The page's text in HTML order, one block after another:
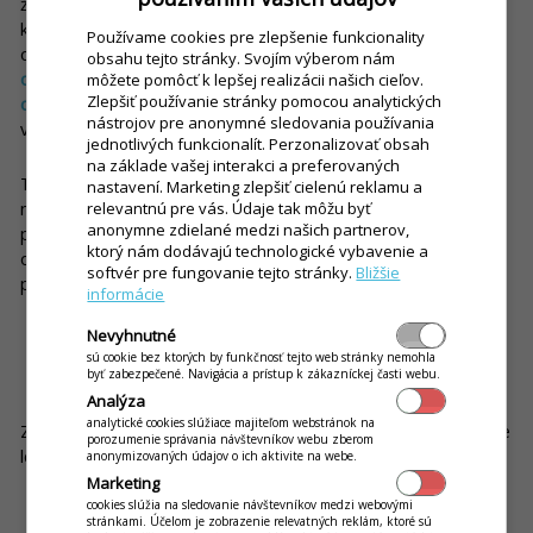
komunikácii. Nie je preto prekvapením, že čoraz viac hostí
očakáva podobný komfort aj v reštauráciách.QR
objednávanie im dáva slobodu rozhodnúť sa, kedy chcú
objednať, doobjednať alebo zaplatiť. Nemusia čakať na
vhodný okamih ani sa snažiť upútať pozornosť obsluhy.
To však neznamená, že technológia nahrádza čašníkov. Práve
naopak. Rutinné úkony preberá digitálny systém, zatiaľ čo
personál sa môže viac venovať tomu najdôležitejšiemu -
odporúčaniu jedál, profesionálnemu servisu a osobnému
prístupu k hosťom.
Ako prebieha objednávanie krok za krokom?
Z pohľadu hosťa ide o veľmi jednoduchý proces, ktorý zaberie
len niekoľko sekúnd.
Hosť si sadne k stolu.
Používame cookies pre zlepšenie funkcionality
obsahu tejto stránky. Svojím výberom nám
môžete pomôcť k lepšej realizácii našich cieľov.
Zlepšiť používanie stránky pomocou analytických
nástrojov pre anonymné sledovania používania
jednotlivých funkcionalít. Perzonalizovať obsah
na základe vašej interakci a preferovaných
nastavení. Marketing zlepšiť cielenú reklamu a
relevantnú pre vás. Údaje tak môžu byť
anonymne zdielané medzi našich partnerov,
ktorý nám dodávajú technologické vybavenie a
softvér pre fungovanie tejto stránky.Bližšie
informácie
Nevyhnutné
sú cookie bez ktorých by funkčnosť tejto web stránky nemohla
byť zabezpečené. Navigácia a prístup k zákazníckej časti webu.
Analýza
analytické cookies slúžiace majiteľom webstránok na
porozumenie správania návštevníkov webu zberom
anonymizovaných údajov o ich aktivite na webe.
Marketing
cookies slúžia na sledovanie návštevníkov medzi webovými
stránkami. Účelom je zobrazenie relevatných reklám, ktoré sú